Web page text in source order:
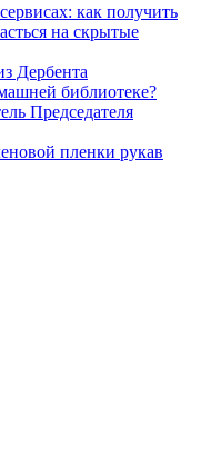
как получить
на скрытые
Дербента
библиотеке?
Председателя
пленки рукав